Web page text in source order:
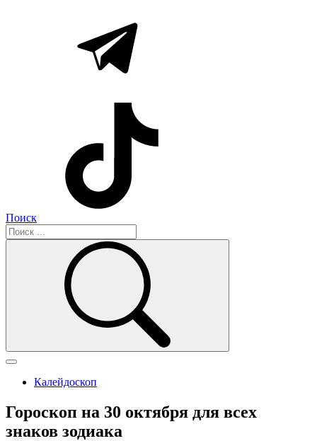
Поиск
Калейдоскоп
Гороскоп на 30 октября для всех
знаков зодиака